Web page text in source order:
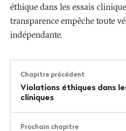
éthique dans les essais
transparence empêche toute
indépendante.
Chapitre précédent
Violations éthiques dans
cliniques
Prochain chapitre